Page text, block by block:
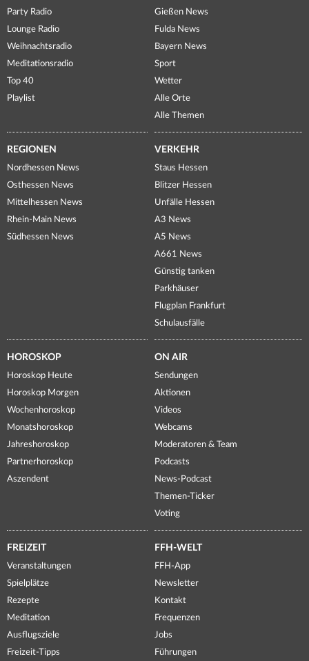
Party Radio
Lounge Radio
Weihnachtsradio
Meditationsradio
Top 40
Playlist
Gießen News
Fulda News
Bayern News
Sport
Wetter
Alle Orte
Alle Themen
REGIONEN
Nordhessen News
Osthessen News
Mittelhessen News
Rhein-Main News
Südhessen News
VERKEHR
Staus Hessen
Blitzer Hessen
Unfälle Hessen
A3 News
A5 News
A661 News
Günstig tanken
Parkhäuser
Flugplan Frankfurt
Schulausfälle
HOROSKOP
Horoskop Heute
Horoskop Morgen
Wochenhoroskop
Monatshoroskop
Jahreshoroskop
Partnerhoroskop
Aszendent
ON AIR
Sendungen
Aktionen
Videos
Webcams
Moderatoren & Team
Podcasts
News-Podcast
Themen-Ticker
Voting
FREIZEIT
Veranstaltungen
Spielplätze
Rezepte
Meditation
Ausflugsziele
Freizeit-Tipps
FFH-WELT
FFH-App
Newsletter
Kontakt
Frequenzen
Jobs
Führungen